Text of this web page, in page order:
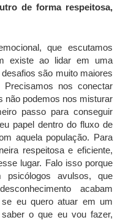
de forma respeitosa,
que escutamos
existe ao lidar em uma
são muito maiores
nos conectar
não podemos nos misturar
passo para conseguir
papel dentro do fluxo de
aquela população. Para
respeitosa e eficiente,
lugar. Falo isso porque
psicólogos avulsos, que
acabam
eu quero atuar em um
o que eu vou fazer,